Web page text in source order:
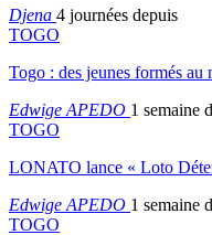
Djena 4 journées depuis
TOGO
Togo : des jeunes formés au
Edwige APEDO 1 semaine
TOGO
LONATO lance « Loto
Edwige APEDO 1 semaine
TOGO